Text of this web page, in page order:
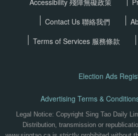
Accessibility 殘障無礙政策
Contact Us 聯絡我們
Terms of Services 服務條款
Election Ads
Advertising Terms &
Legal Notice: Copyright Sing Tao Daily
Distribution, transmission or